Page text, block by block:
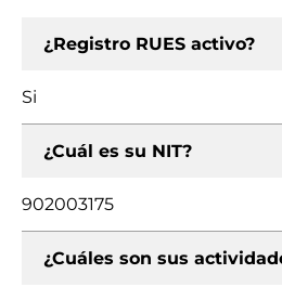
¿Registro RUES activo?
Si
¿Cuál es su NIT?
902003175
¿Cuáles son sus